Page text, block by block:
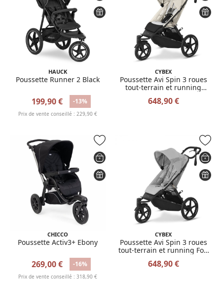
HAUCK
Poussette Runner 2 Black
199,90 € -13%
Prix de vente conseillé : 229,90 €
CYBEX
Poussette Avi Spin 3 roues
tout-terrain et running
648,90 €
CHICCO
Poussette Activ3+ Ebony
269,00 € -16%
Prix de vente conseillé : 318,90 €
CYBEX
Poussette Avi Spin 3 roues
tout-terrain et running Fog
648,90 €